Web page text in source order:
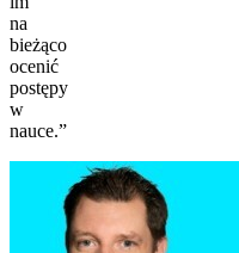
na
bieżąco
ocenić
postępy
w
nauce.”